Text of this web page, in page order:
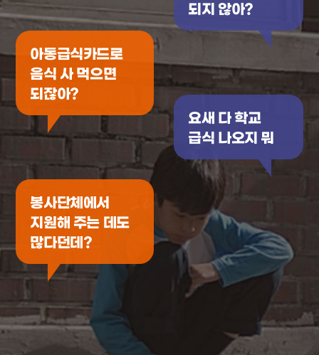
아동급식카드로
음식 사 먹으면
되잖아?
봉사단체에서
지원해 주는 데도
많다던데?
되지 않아?
요새 다 학교
급식 나오지 뭐